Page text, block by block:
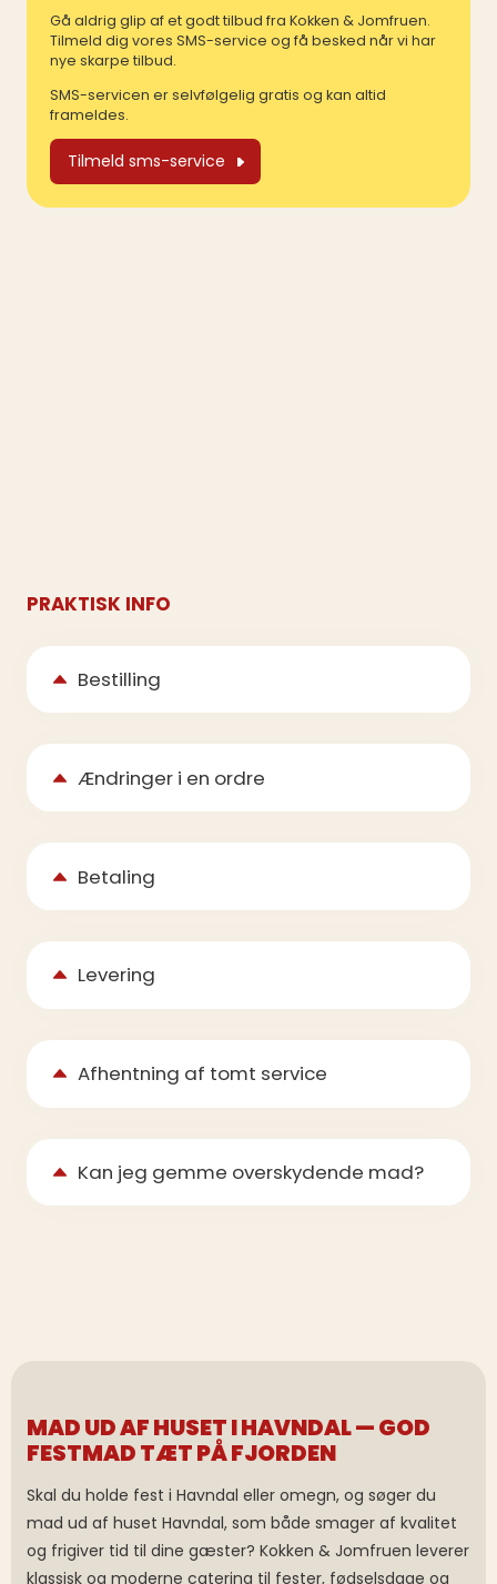
Gå aldrig glip af et godt tilbud fra Kokken & Jomfruen.
Tilmeld dig vores SMS-service og få besked når vi har
nye skarpe tilbud.
SMS-servicen er selvfølgelig gratis og kan altid
frameldes.
Tilmeld sms-service
PRAKTISK INFO
Bestilling
Ændringer i en ordre
Betaling
Levering
Afhentning af tomt service
Kan jeg gemme overskydende mad?
MAD UD AF HUSET I HAVNDAL — GOD
FESTMAD TÆT PÅ FJORDEN
Skal du holde fest i Havndal eller omegn, og søger du
mad ud af huset Havndal, som både smager af kvalitet
og frigiver tid til dine gæster? Kokken & Jomfruen leverer
klassisk og moderne catering til fester, fødselsdage og